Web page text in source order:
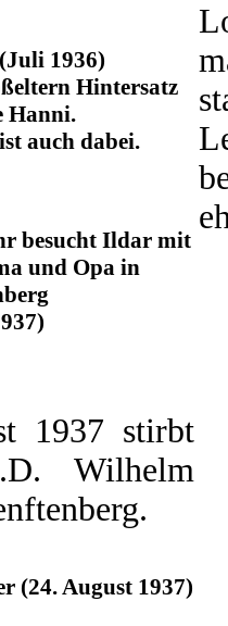
1936)
Hintersatz
Hanni.
auch dabei.
besucht Ildar mit
und Opa in
1937 stirbt
Wilhelm
(24. August 1937)